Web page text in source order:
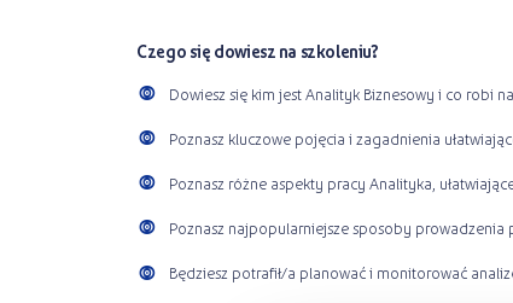
Czego się dowiesz na szkoleniu?
Dowiesz się kim jest Analityk Biznesowy i co robi
Poznasz kluczowe pojęcia i zagadnienia
Poznasz różne aspekty pracy Analityka,
Poznasz najpopularniejsze sposoby prowadzenia
Będziesz potrafił/a planować i monitorować